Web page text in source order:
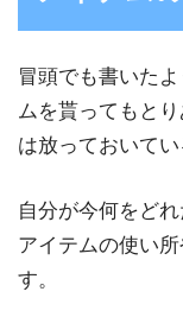
冒頭でも書いた
ムを貰ってもと
は放っておいて
自分が今何をど
アイテムの使い
す。